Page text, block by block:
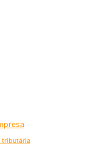
tributária